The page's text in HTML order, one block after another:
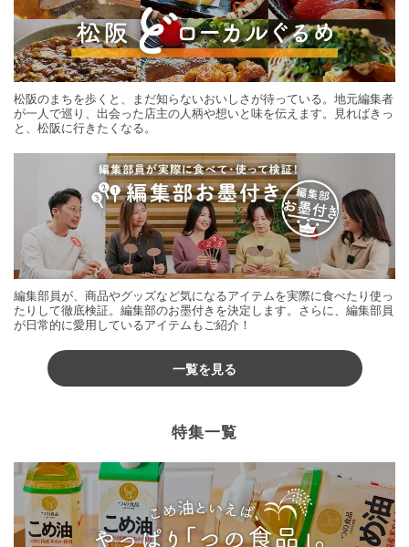
松阪のまちを歩くと、まだ知らないおいしさが待っている。地元編集者
が一人で巡り、出会った店主の人柄や想いと味を伝えます。見ればきっ
と、松阪に行きたくなる。
編集部員が、商品やグッズなど気になるアイテムを実際に食べたり使っ
たりして徹底検証。編集部のお墨付きを決定します。さらに、編集部員
が日常的に愛用しているアイテムもご紹介！
一覧を見る
特集一覧